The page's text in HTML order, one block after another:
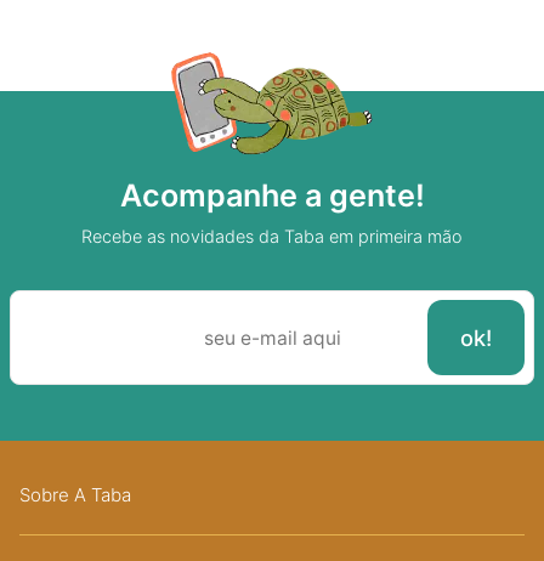
Acompanhe a gente!
Recebe as novidades da Taba em primeira mão
Sobre A Taba